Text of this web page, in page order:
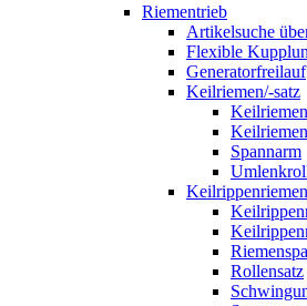
Riementrieb
Artikelsuche
Flexible
Generatorfreilauf
Keilriemen/-satz
Keilriemen
Spannarm
Rollensatz